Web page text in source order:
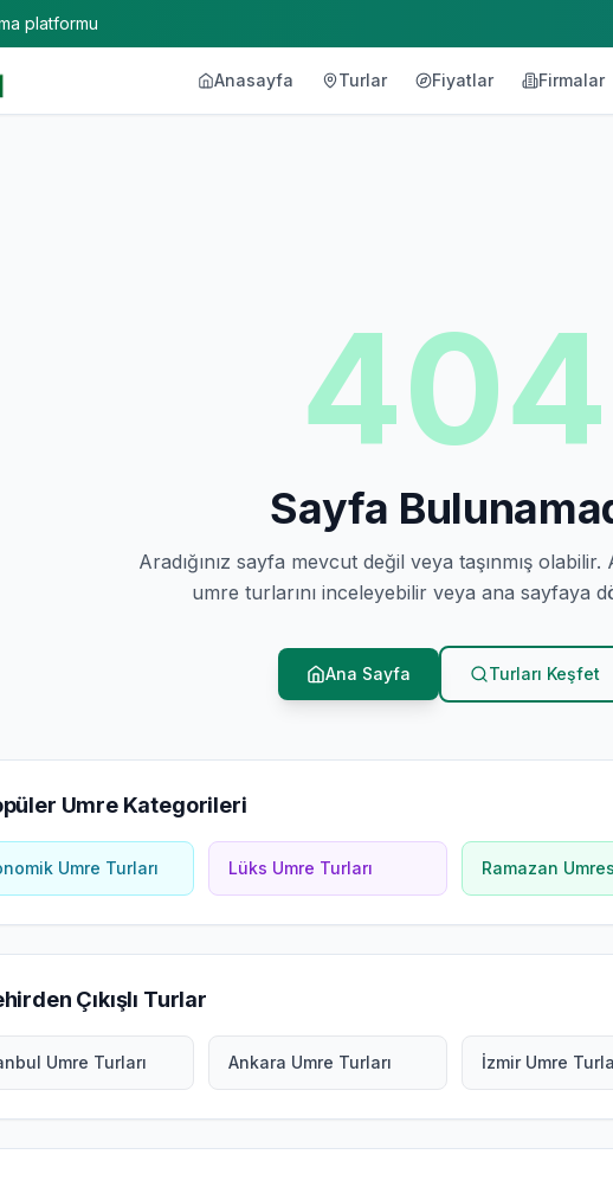
platformu
Anasayfa Turlar Fiyatlar Firmalar
404
Sayfa
Aradığınız sayfa mevcut değil veya taşınmış
umre turlarını inceleyebilir veya ana sayfaya
Ana Sayfa Turları Keşfet
Umre Kategorileri
Umre Turları Lüks Umre Turları Ramazan
Çıkışlı Turlar
Umre Turları Ankara Umre Turları İzmir Umre